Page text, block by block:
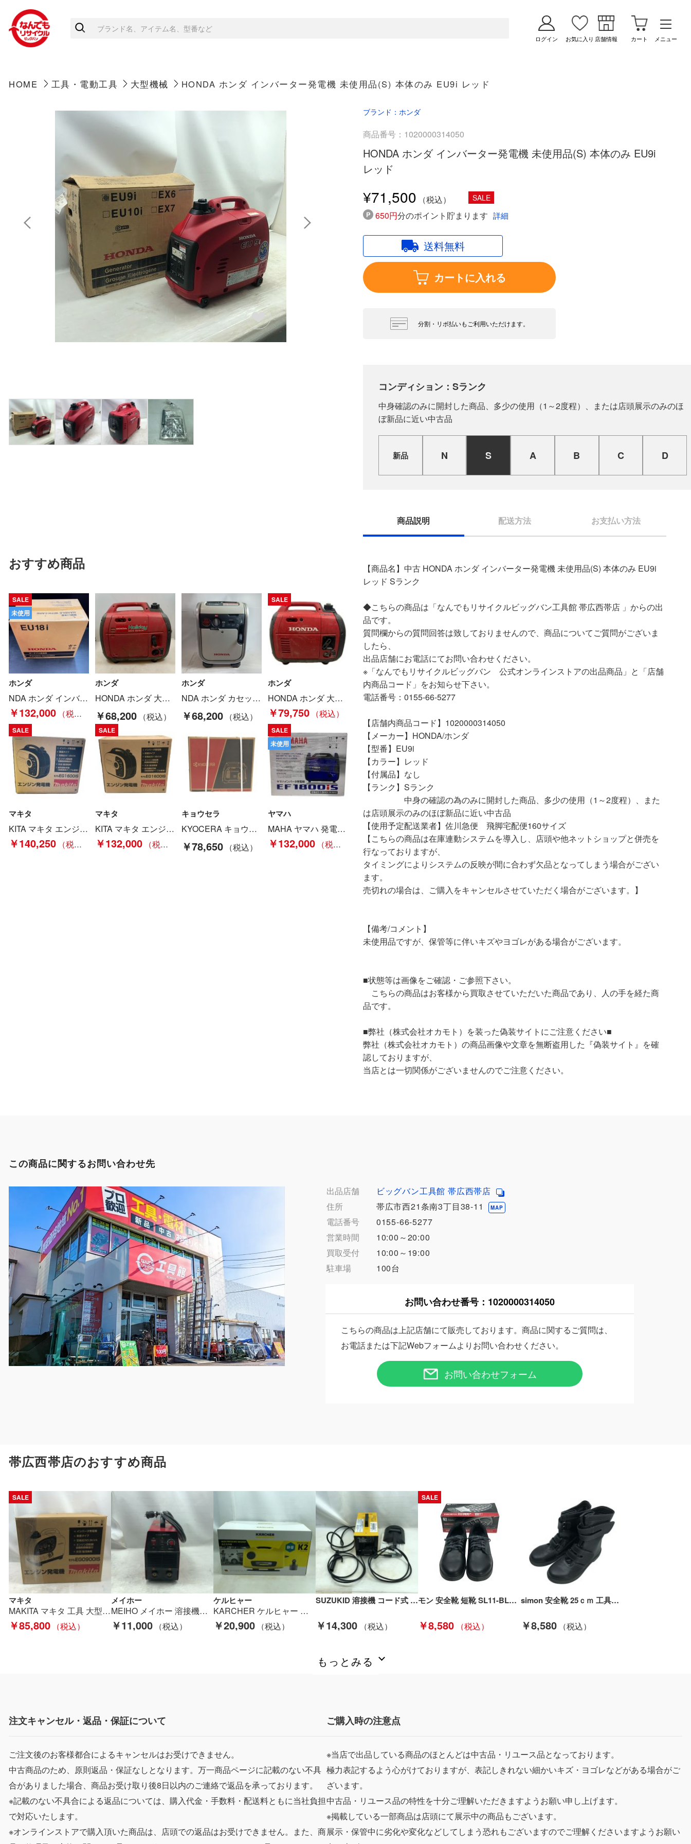
ログイン お気に入り 店舗情報 カート メニュー
HOME 工具・電動工具 大型機械 HONDA ホンダ インバーター発電機 未使用品(S) 本体のみ EU9i レッド
おすすめ商品
SALE
未使用
ホンダ
NDA ホンダ インバーター発電機 EU18i 未開封品 レッド Nランク
￥132,000
ホンダ
HONDA ホンダ 大型機械 インバーター発電機 4サイクル EAAJ-1279082 使用感有 EU16iH レッド Cランク
￥68,200
ホンダ
NDA ホンダ カセットボンベ式 EU9iGB Bランク
￥68,200
SALE
ホンダ
HONDA ホンダ 大型機械 インバーター発電機 4サイクル EU18i レッド Bランク
￥79,750
SALE
マキタ
KITA マキタ エンジン発電機 EG1600IS 工具 大型機械 発電機 未使用品(S) インバーター Sランク
￥140,250
SALE
マキタ
KITA マキタ エンジン発電機 EG1600IS 1.6kva Sランク
￥132,000
キョウセラ
KYOCERA キョウセラ インバーター エンジン発電機 EGI100 定格電圧交流100V Sランク
￥78,650
SALE
未使用
ヤマハ
MAHA ヤマハ 発電機 未開封未使用品 7PC100-01A0106384 EF1800IS Nランク
￥132,000
ブランド：ホンダ
商品番号：1020000314050
HONDA ホンダ インバーター発電機 未使用品(S) 本体のみ EU9i
レッド
¥71,500 SALE
650円分のポイント貯まります 詳細
送料無料
カートに入れる
分割・リボ払いもご利用いただけます。
コンディション：Sランク
中身確認のみに開封した商品、多少の使用（1～2度程）、または店頭展示のみのほ
ぼ新品に近い中古品
新品 N S A B C D
商品説明 配送方法 お支払い方法
【商品名】中古 HONDA ホンダ インバーター発電機 未使用品(S) 本体のみ EU9i
レッド Sランク
◆こちらの商品は「なんでもリサイクルビッグバン工具館 帯広西帯店 」からの出
品です。
質問欄からの質問回答は致しておりませんので、商品についてご質問がございま
したら、
出品店舗にお電話にてお問い合わせください。
※「なんでもリサイクルビッグバン 公式オンラインストアの出品商品」と「店舗
内商品コード」をお知らせ下さい。
電話番号：0155-66-5277
【店舗内商品コード】1020000314050
【メーカー】HONDA/ホンダ
【型番】EU9i
【カラー】レッド
【付属品】なし
【ランク】Sランク
中身の確認の為のみに開封した商品、多少の使用（1～2度程）、また
は店頭展示のみのほぼ新品に近い中古品
【使用予定配送業者】佐川急便 飛脚宅配便160サイズ
【こちらの商品は在庫連動システムを導入し、店頭や他ネットショップと併売を
行なっておりますが、
タイミングによりシステムの反映が間に合わず欠品となってしまう場合がござい
ます。
売切れの場合は、ご購入をキャンセルさせていただく場合がございます。】
【備考/コメント】
未使用品ですが、保管等に伴いキズやヨゴレがある場合がございます。
■状態等は画像をご確認・ご参照下さい。
こちらの商品はお客様から買取させていただいた商品であり、人の手を経た商
品です。
■弊社（株式会社オカモト）を装った偽装サイトにご注意ください■
弊社（株式会社オカモト）の商品画像や文章を無断盗用した『偽装サイト』を確
認しておりますが、
当店とは一切関係がございませんのでご注意ください。
この商品に関するお問い合わせ先
出品店舗
ビッグバン工具館 帯広西帯店
住所
帯広市西21条南3丁目38-11 MAP
電話番号
0155-66-5277
営業時間
10:00～20:00
買取受付
10:00～19:00
駐車場
100台
お問い合わせ番号： 1020000314050
こちらの商品は上記店舗にて販売しております。商品に関するご質問は、
お電話または下記Webフォームよりお問い合わせください。
お問い合わせフォーム
帯広西帯店のおすすめ商品
SALE
マキタ
MAKITA マキタ 工具 大型機械 インバーター発電機 エンジン発電機 未使用品(S) EG0900IS ブルー Sランク
￥85,800
メイホー
MEIHO メイホー 溶接機 通電確認のみ 現状販売 100ｖ MAW160 レッド Dランク
￥11,000
ケルヒャー
KARCHER ケルヒャー 高圧洗浄機 未使用品(S) 付属品完備 K2 ｻｲﾚﾝﾄ イエロー Sランク
￥20,900
SUZUKID 溶接機 コード式 100v SSC-121 イエロー Cランク
￥14,300
SALE
モン 安全靴 短靴 SL11-BL黒／ブルー 26．5cm SL11BL26.5 安全 短靴 26.5cm WS11 ブラック Aランク
￥8,580
simon 安全靴 25ｃｍ 工具関連用品 ブラック Sランク
￥8,580
もっとみる
注文キャンセル・返品・保証について
ご注文後のお客様都合によるキャンセルはお受けできません。
中古商品のため、原則返品・保証なしとなります。万一商品ページに記載のない不具
合がありました場合、商品お受け取り後8日以内のご連絡で返品を承っております。
※記載のない不具合による返品については、購入代金・手数料・配送料ともに当社負担
で対応いたします。
※オンラインストアで購入頂いた商品は、店頭での返品はお受けできません。また、商
ご購入時の注意点
※当店で出品している商品のほとんどは中古品・リユース品となっております。
極力表記するよう心がけておりますが、表記しきれない細かいキズ・ヨゴレなどがある場合がご
ざいます。
中古品・リユース品の特性を十分ご理解いただきますようお願い申し上げます。
※掲載している一部商品は店頭にて展示中の商品もございます。
展示・保管中に劣化や変化などしてしまう恐れもございますのでご理解くださいますようお願い